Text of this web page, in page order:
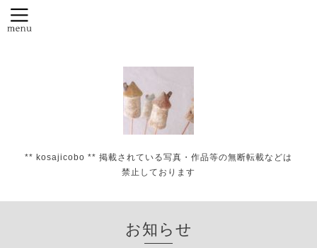
** kosajicobo ** 掲載されている写真・作品等の無断転載などは
禁止しております
お知らせ